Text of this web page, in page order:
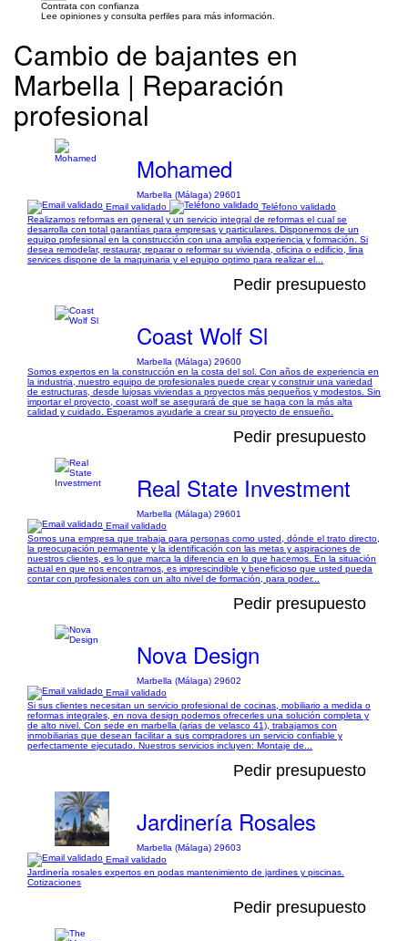
Contrata con confianza
Lee opiniones y consulta perfiles para más información.
Cambio de bajantes en
Marbella | Reparación
profesional
Mohamed
Marbella (Málaga) 29601
Email validado
Teléfono validado
Realizamos reformas en general y un servicio integral de reformas el cual se
desarrolla con total garantías para empresas y particulares. Disponemos de un
equipo profesional en la construcción con una amplia experiencia y formación. Si
desea remodelar, restaurar, reparar o reformar su vivienda, oficina o edificio, lina
services dispone de la maquinaria y el equipo optimo para realizar el...
Pedir presupuesto
Coast Wolf Sl
Marbella (Málaga) 29600
Somos expertos en la construcción en la costa del sol. Con años de experiencia en
la industria, nuestro equipo de profesionales puede crear y construir una variedad
de estructuras, desde lujosas viviendas a proyectos más pequeños y modestos. Sin
importar el proyecto, coast wolf se asegurará de que se haga con la más alta
calidad y cuidado. Esperamos ayudarle a crear su proyecto de ensueño.
Pedir presupuesto
Real State Investment
Marbella (Málaga) 29601
Email validado
Somos una empresa que trabaja para personas como usted, dónde el trato directo,
la preocupación permanente y la identificación con las metas y aspiraciones de
nuestros clientes, es lo que marca la diferencia en lo que hacemos. En la situación
actual en que nos encontramos, es imprescindible y beneficioso que usted pueda
contar con profesionales con un alto nivel de formación, para poder...
Pedir presupuesto
Nova Design
Marbella (Málaga) 29602
Email validado
Si sus clientes necesitan un servicio profesional de cocinas, mobiliario a medida o
reformas integrales, en nova design podemos ofrecerles una solución completa y
de alto nivel. Con sede en marbella (arias de velasco 41), trabajamos con
inmobiliarias que desean facilitar a sus compradores un servicio confiable y
perfectamente ejecutado. Nuestros servicios incluyen: Montaje de...
Pedir presupuesto
Jardinería Rosales
Marbella (Málaga) 29603
Email validado
Jardinería rosales expertos en podas mantenimiento de jardines y piscinas.
Cotizaciones
Pedir presupuesto